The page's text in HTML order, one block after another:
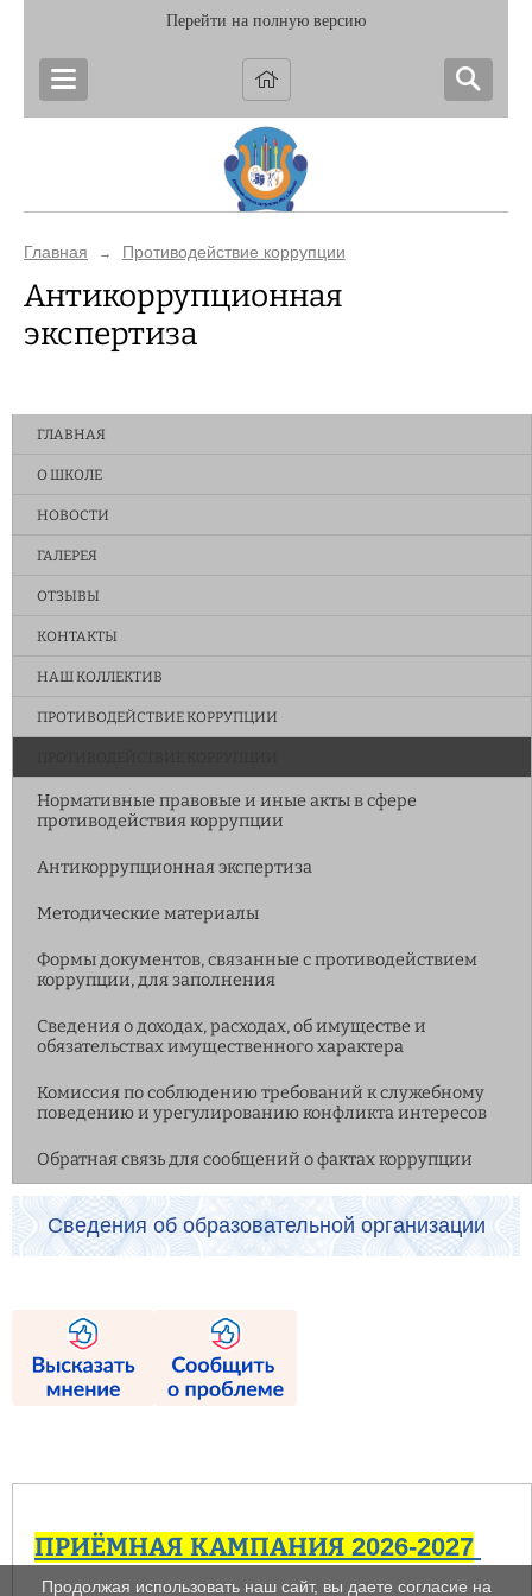
Перейти на полную версию
Главная → Противодействие коррупции
Антикоррупционная
экспертиза
ГЛАВНАЯ
О ШКОЛЕ
НОВОСТИ
ГАЛЕРЕЯ
ОТЗЫВЫ
КОНТАКТЫ
НАШ КОЛЛЕКТИВ
ПРОТИВОДЕЙСТВИЕ КОРРУПЦИИ
Нормативные правовые и иные акты в сфере
противодействия коррупции
Антикоррупционная экспертиза
Методические материалы
Формы документов, связанные с противодействием
коррупции, для заполнения
Сведения о доходах, расходах, об имуществе и
обязательствах имущественного характера
Комиссия по соблюдению требований к служебному
поведению и урегулированию конфликта интересов
Обратная связь для сообщений о фактах коррупции
Сведения об образовательной организации
ПРИЁМНАЯ КАМПАНИЯ 2026-2027
Продолжая использовать наш сайт, вы даете согласие на